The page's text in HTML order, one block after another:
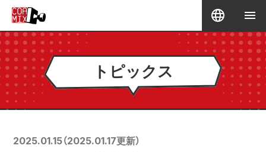
トピックス
2025.01.15（2025.01.17更新）